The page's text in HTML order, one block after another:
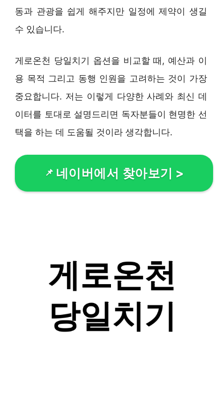
동과 관광을 쉽게 해주지만 일정에 제약이 생길
수 있습니다.
게로온천 당일치기 옵션을 비교할 때, 예산과 이
용 목적 그리고 동행 인원을 고려하는 것이 가장
중요합니다. 저는 이렇게 다양한 사례와 최신 데
이터를 토대로 설명드리면 독자분들이 현명한 선
택을 하는 데 도움될 것이라 생각합니다.
네이버에서 찾아보기 >